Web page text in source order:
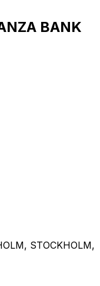
BANK
STOCKHOLM,